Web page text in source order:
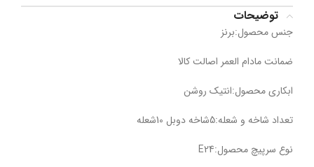
توضیحات
جنس محصول:برنز
ضمانت مادام العمر اصالت کالا
ابکاری محصول:انتیک روشن
تعداد شاخه و شعله:5شاخه دوبل 10شعله
نوع سرپیچ محصول:E24